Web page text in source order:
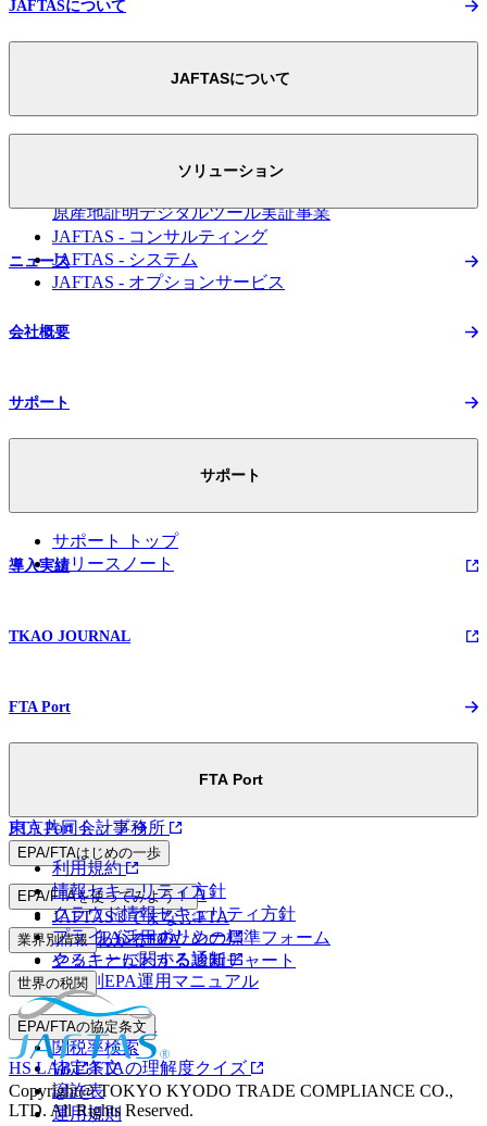
JAFTASについて
JAFTASについて
スマートEPAへの取り組み
原産地証明デジタルツール実証事業
ソリューション
JAFTAS - コンサルティング
JAFTAS - システム
JAFTAS - オプションサービス
ニュース
会社概要
サポート
サポート
サポート トップ
リリースノート
導入実績
TKAO JOURNAL
FTA Port
FTA Port
FTA Port トップ
EPA/FTAはじめの一歩
マンガでわかるEPA
JAFTAS®でまなぶFTA
5分でわかるEPA
EPA/FTAを使ってみよう！
EPA/FTA活用のための標準フォーム
やることがわかる診断チャート
業界別情報
業界別EPA運用マニュアル
世界の税関
事前教示制度
関税率検索
EPA/FTAの協定条文
協定条文
譲許表
運用規則
HS LAB FTAの理解度クイズ
東京共同会計事務所
利用規約
情報セキュリティ方針
クラウド情報セキュリティ方針
プライバシーポリシー
クッキーに関する通知
Copyright@ TOKYO KYODO TRADE COMPLIANCE CO.,
LTD. All Rights Reserved.